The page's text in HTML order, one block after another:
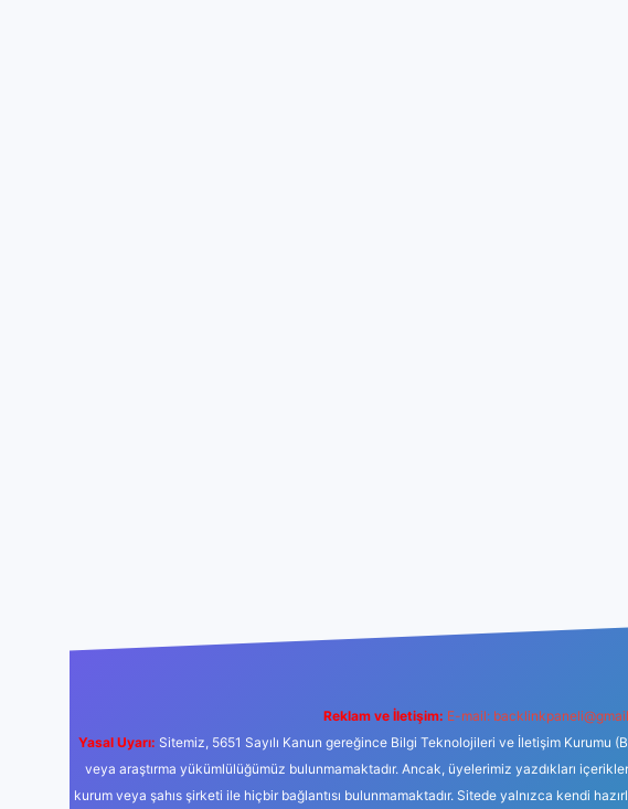
Reklam ve İletişim: E-mail:
Yasal Uyarı: Sitemiz, 5651 Sayılı Kanun gereğince Bilgi Teknolojileri ve İletişim Kurumu
veya araştırma yükümlülüğümüz bulunmamaktadır. Ancak, üyelerimiz yazdıkları
kurum veya şahıs şirketi ile hiçbir bağlantısı bulunmamaktadır. Sitede yalnızca kendi